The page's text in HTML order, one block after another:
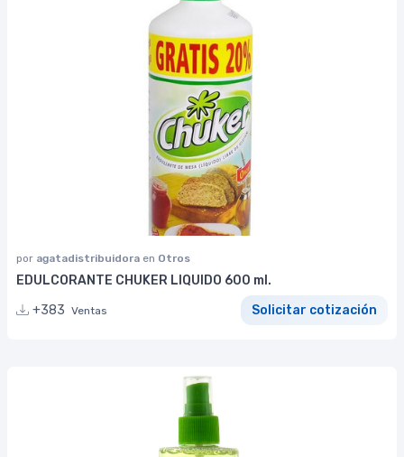
por agatadistribuidora en Otros
EDULCORANTE CHUKER LIQUIDO 600 ml.
+383 Ventas Solicitar cotización